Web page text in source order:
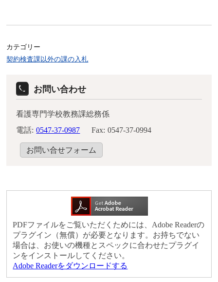
カテゴリー
契約検査課以外の課の入札
お問い合わせ
看護専門学校教務課総務係
電話: 0547-37-0987 Fax: 0547-37-0994
お問い合せフォーム
PDFファイルをご覧いただくためには、Adobe Readerの
プラグイン（無償）が必要となります。お持ちでない
場合は、お使いの機種とスペックに合わせたプラグイ
ンをインストールしてください。
Adobe Readerをダウンロードする